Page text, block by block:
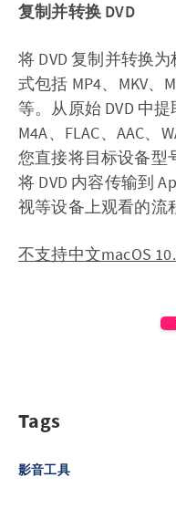
复制并转换 DVD
将 DVD 复制并转换
式包括 MP4、MKV、
等。从原始 DVD 中提
M4A、FLAC、AAC、
您直接将目标设备型
将 DVD 内容传输到
视等设备上观看的流
不支持中文macOS
Tags
影音工具